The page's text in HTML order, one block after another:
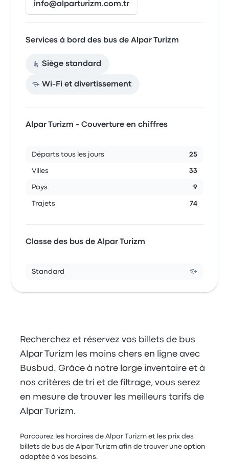
info@alparturizm.com.tr
Services à bord des bus de Alpar Turizm
Siège standard
Wi-Fi et divertissement
Alpar Turizm - Couverture en chiffres
Départs tous les jours 25
Villes 33
Pays 9
Trajets 74
Classe des bus de Alpar Turizm
Standard
Recherchez et réservez vos billets de bus
Alpar Turizm les moins chers en ligne avec
Busbud. Grâce à notre large inventaire et à
nos critères de tri et de filtrage, vous serez
en mesure de trouver les meilleurs tarifs de
Alpar Turizm.
Parcourez les horaires de Alpar Turizm et les prix des
billets de bus de Alpar Turizm afin de trouver une option
adaptée à vos besoins.